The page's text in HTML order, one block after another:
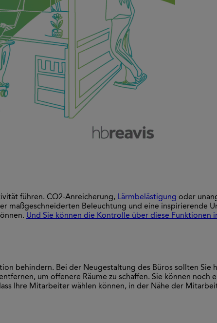
führen. CO2-Anreicherung, Lärmbelästigung oder
maßgeschneiderten Beleuchtung und eine inspirierende
Und Sie können die Kontrolle über diese Funktionen
behindern. Bei der Neugestaltung des Büros sollten Sie
um offenere Räume zu schaffen. Sie können noch
Ihre Mitarbeiter wählen können, in der Nähe der